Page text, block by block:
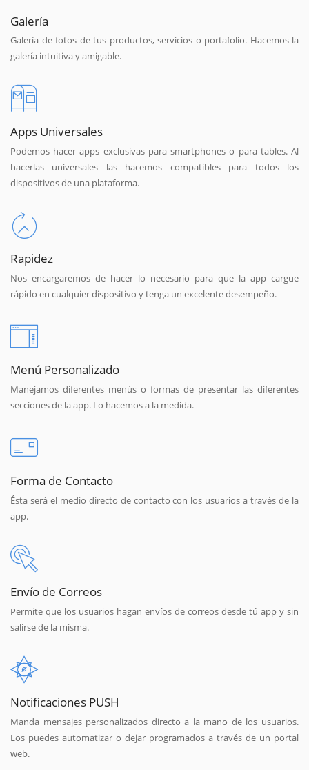
Galería
Galería de fotos de tus productos, servicios o portafolio. Hacemos la
galería intuitiva y amigable.
Apps Universales
Podemos hacer apps exclusivas para smartphones o para tables. Al
hacerlas universales las hacemos compatibles para todos los
dispositivos de una plataforma.
Rapidez
Nos encargaremos de hacer lo necesario para que la app cargue
rápido en cualquier dispositivo y tenga un excelente desempeño.
Menú Personalizado
Manejamos diferentes menús o formas de presentar las diferentes
secciones de la app. Lo hacemos a la medida.
Forma de Contacto
Ésta será el medio directo de contacto con los usuarios a través de la
app.
Envío de Correos
Permite que los usuarios hagan envíos de correos desde tú app y sin
salirse de la misma.
Notificaciones PUSH
Manda mensajes personalizados directo a la mano de los usuarios.
Los puedes automatizar o dejar programados a través de un portal
web.